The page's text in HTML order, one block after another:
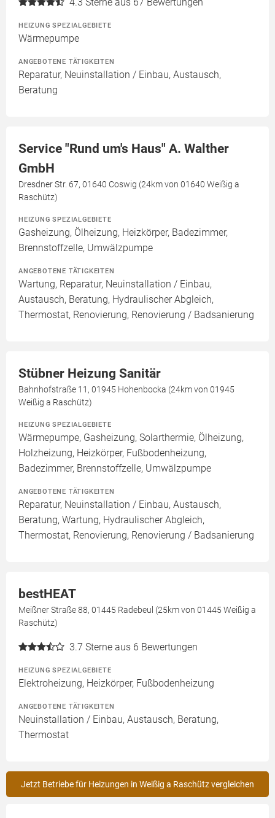
HEIZUNG SPEZIALGEBIETE
Wärmepumpe
ANGEBOTENE TÄTIGKEITEN
Reparatur, Neuinstallation / Einbau, Austausch,
Beratung
Service "Rund um's Haus" A. Walther
GmbH
Dresdner Str. 67, 01640 Coswig (24km von 01640 Weißig a
Raschütz)
HEIZUNG SPEZIALGEBIETE
Gasheizung, Ölheizung, Heizkörper, Badezimmer,
Brennstoffzelle, Umwälzpumpe
ANGEBOTENE TÄTIGKEITEN
Wartung, Reparatur, Neuinstallation / Einbau,
Austausch, Beratung, Hydraulischer Abgleich,
Thermostat, Renovierung, Renovierung / Badsanierung
Stübner Heizung Sanitär
Bahnhofstraße 11, 01945 Hohenbocka (24km von 01945
Weißig a Raschütz)
HEIZUNG SPEZIALGEBIETE
Wärmepumpe, Gasheizung, Solarthermie, Ölheizung,
Holzheizung, Heizkörper, Fußbodenheizung,
Badezimmer, Brennstoffzelle, Umwälzpumpe
ANGEBOTENE TÄTIGKEITEN
Reparatur, Neuinstallation / Einbau, Austausch,
Beratung, Wartung, Hydraulischer Abgleich,
Thermostat, Renovierung, Renovierung / Badsanierung
bestHEAT
Meißner Straße 88, 01445 Radebeul (25km von 01445 Weißig a
Raschütz)
3.7 Sterne aus 6 Bewertungen
HEIZUNG SPEZIALGEBIETE
Elektroheizung, Heizkörper, Fußbodenheizung
ANGEBOTENE TÄTIGKEITEN
Neuinstallation / Einbau, Austausch, Beratung,
Thermostat
Jetzt Betriebe für Heizungen in Weißig a Raschütz vergleichen